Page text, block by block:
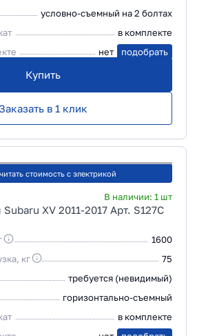
условно-съемный на 2 болтах
в комплекте
нет подобрать
Купить
в 1 клик
стоимость с электрикой
В наличии: 1 шт
XV 2011-2017 Арт. S127C
1600
кг
75
требуется (невидимый)
горизонтально-съемный
в комплекте